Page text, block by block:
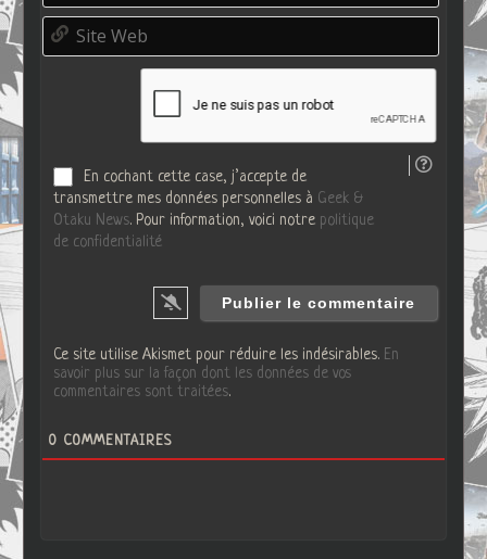
om
i
S
t
En cochant cette case, j’accepte de
transmettre mes données personnelles à Geek &
Otaku News. Pour information, voici notre politique
de confidentialité
Ce site utilise Akismet pour réduire les indésirables. En
savoir plus sur la façon dont les données de vos
commentaires sont traitées.
0 COMMENTAIRES